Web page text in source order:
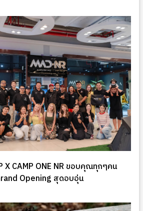
X CAMP ONE NR ขอบคุณทุกๆคน
Opening สุดอบอุ่น